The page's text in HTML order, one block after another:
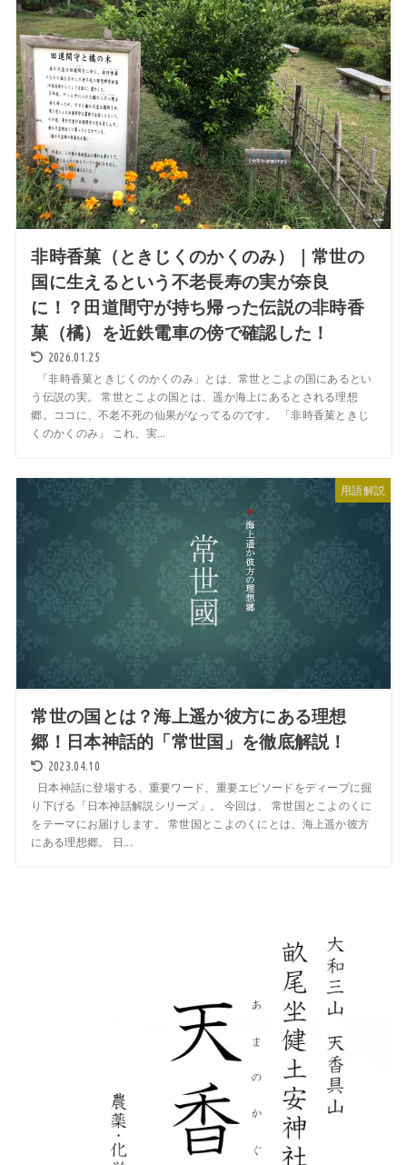
非時香菓（ときじくのかくのみ）｜常世の
国に生えるという不老長寿の実が奈良
に！？田道間守が持ち帰った伝説の非時香
菓（橘）を近鉄電車の傍で確認した！
2026.01.25
「非時香菓ときじくのかくのみ」とは、常世とこよの国にあるとい
う伝説の実。 常世とこよの国とは、遥か海上にあるとされる理想
郷。ココに、不老不死の仙果がなってるのです。 「非時香菓ときじ
くのかくのみ」 これ、実...
用語解説
常世の国とは？海上遥か彼方にある理想
郷！日本神話的「常世国」を徹底解説！
2023.04.10
日本神話に登場する、重要ワード、重要エピソードをディープに掘
り下げる「日本神話解説シリーズ」。 今回は、 常世国とこよのくに
をテーマにお届けします。 常世国とこよのくにとは、海上遥か彼方
にある理想郷。 日...